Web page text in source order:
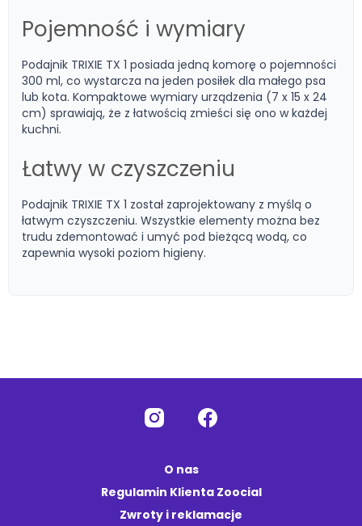
Pojemność i wymiary
Podajnik TRIXIE TX 1 posiada jedną komorę o pojemności
300 ml, co wystarcza na jeden posiłek dla małego psa
lub kota. Kompaktowe wymiary urządzenia (7 x 15 x 24
cm) sprawiają, że z łatwością zmieści się ono w każdej
kuchni.
Łatwy w czyszczeniu
Podajnik TRIXIE TX 1 został zaprojektowany z myślą o
łatwym czyszczeniu. Wszystkie elementy można bez
trudu zdemontować i umyć pod bieżącą wodą, co
zapewnia wysoki poziom higieny.
O nas
Regulamin Klienta Zoocial
Zwroty i reklamacje